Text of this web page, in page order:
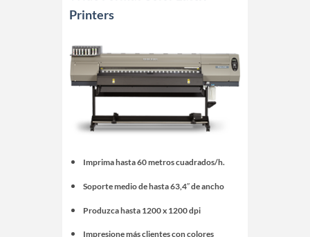
Printers
Imprima hasta 60 metros cuadrados/h.
Soporte medio de hasta 63,4″ de ancho
Produzca hasta 1200 x 1200 dpi
Impresione más clientes con colores